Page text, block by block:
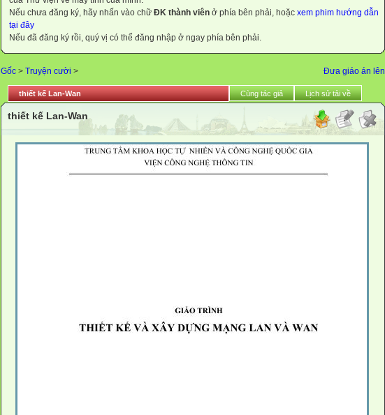
Nếu chưa đăng ký, hãy nhấn vào chữ ĐK thành viên ở phía bên phải, hoặc xem phim hướng dẫn
tại đây
Nếu đã đăng ký rồi, quý vị có thể đăng nhập ở ngay phía bên phải.
Đưa giáo án lên
Gốc > Truyện cười >
thiết kế Lan-Wan Cùng tác giả Lịch sử tải về
thiết kế Lan-Wan